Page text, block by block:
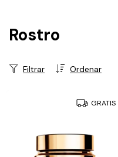
Rostro
Ordenar
Filtrar
GRATIS